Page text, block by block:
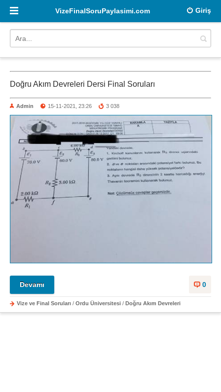
Giriş
VizeFinalSoruPaylasimi.com
Doğru Akım Devreleri Dersi Final Soruları
Admin 15-11-2021, 23:26 3 038
0
Devamı
Vize ve Final Soruları / Ordu Üniversitesi / Doğru Akım Devreleri